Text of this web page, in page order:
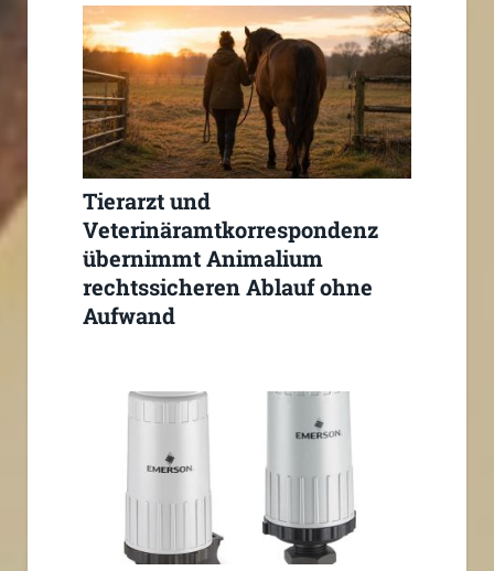
Tierarzt und
Veterinäramtkorrespondenz
übernimmt Animalium
rechtssicheren Ablauf ohne
Aufwand